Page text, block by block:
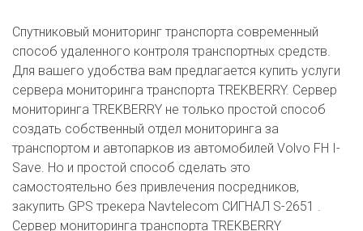
Спутниковый мониторинг транспорта современный
способ удаленного контроля транспортных средств.
Для вашего удобства вам предлагается купить услуги
сервера мониторинга транспорта TREKBERRY. Сервер
мониторинга TREKBERRY не только простой способ
создать собственный отдел мониторинга за
транспортом и автопарков из автомобилей Volvo FH I-
Save. Но и простой способ сделать это
самостоятельно без привлечения посредников,
закупить GPS трекера Navtelecom СИГНАЛ S-2651 .
Сервер мониторинга транспорта TREKBERRY